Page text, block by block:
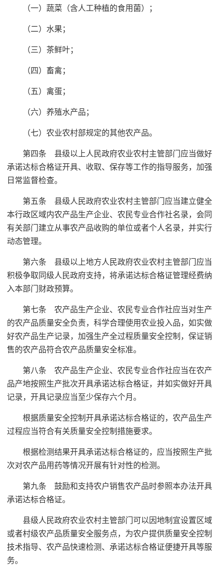
（一）蔬菜（含人工种植的食用菌）；
（二）水果；
（三）茶鲜叶；
（四）畜禽；
（五）禽蛋；
（六）养殖水产品；
（七）农业农村部规定的其他农产品。
第四条 县级以上人民政府农业农村主管部门应当做好
承诺达标合格证开具、收取、保存等工作的指导服务，加强
日常监督检查。
第五条 县级人民政府农业农村主管部门应当建立健全
本行政区域内农产品生产企业、农民专业合作社名录，会同
有关部门建立从事农产品收购的单位或者个人名录，并实行
动态管理。
第六条 县级以上地方人民政府农业农村主管部门应当
积极争取同级人民政府支持，将承诺达标合格证管理经费纳
入本部门财政预算。
第七条 农产品生产企业、农民专业合作社应当对生产
的农产品质量安全负责，科学合理使用农业投入品，如实做
好农产品生产记录，加强生产全过程质量安全控制，保证销
售的农产品符合农产品质量安全标准。
第八条 农产品生产企业、农民专业合作社应当在农产
品产地按照生产批次开具承诺达标合格证，并如实做好开具
记录，开具记录应当至少保存六个月。
根据质量安全控制开具承诺达标合格证的，农产品生产
过程应当符合有关质量安全控制措施要求。
根据检测结果开具承诺达标合格证的，应当按照生产批
次对农产品用药等情况开展有针对性的检测。
第九条 鼓励和支持农户销售农产品时参照本办法开具
承诺达标合格证。
县级人民政府农业农村主管部门可以因地制宜设置区域
或者村级农产品质量安全服务点，为农户提供质量安全控制
技术指导、农产品快速检测、承诺达标合格证便捷开具等服
务。